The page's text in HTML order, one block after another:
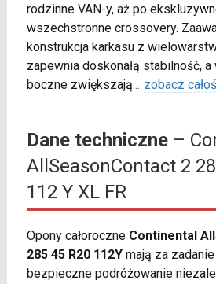
rodzinne VAN-y, aż po
wszechstronne crossovery.
konstrukcja karkasu z
zapewnia doskonałą stabilność,
boczne zwiększają... zobacz
Dane techniczne–
AllSeasonContact 2
112 Y XL FR
Opony całoroczne Continental
285 45 R20 112Ymają za
bezpieczne podróżowanie